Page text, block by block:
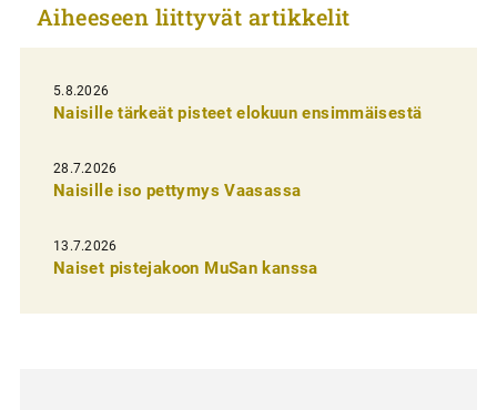
k
e
l
i
e
n
e
Aiheeseen liittyvät artikkelit
5.8.2026
Naisille tärkeät pisteet elokuun ensimmäisestä
28.7.2026
Naisille iso pettymys Vaasassa
13.7.2026
Naiset pistejakoon MuSan kanssa